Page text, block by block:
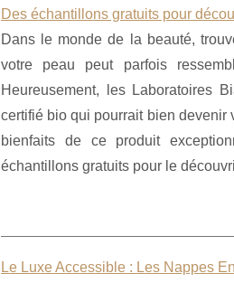
Des échantillons gratuits pour
Dans le monde de la beauté,
votre peau peut parfois
Heureusement, les Laboratoires
certifié bio qui pourrait bien
bienfaits de ce produit
échantillons gratuits pour le
Le Luxe Accessible : Les Nappes